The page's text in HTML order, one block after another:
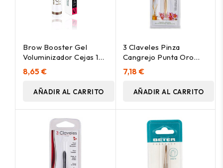
Brow Booster Gel
Voluminizador Cejas 1
Light-Medium
8,65 €
AÑADIR AL CARRITO
3 Claveles Pinza
Cangrejo Punta Oro
9Cm 1Ud
7,18 €
AÑADIR AL CARRITO